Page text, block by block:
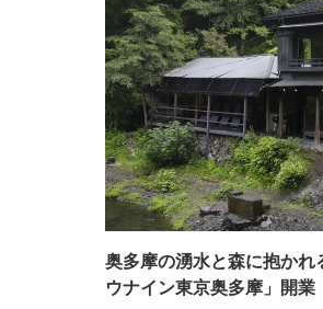
奥多摩の湧水と森に抱か
ウナイン東京奥多摩」開業